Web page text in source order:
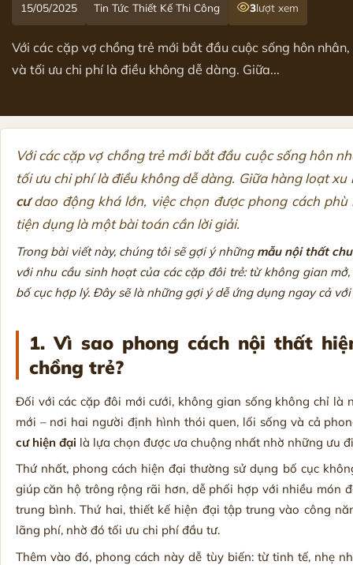
15/05/2025 Tin Tức Thiết Kế Thi Công 3lượt xem
Với các cặp vợ chồng trẻ mới bắt đầu cuộc sống hôn
và tối ưu chi phí là điều không dễ dàng. Giữa...
Với các cặp vợ chồng trẻ mới bắt đầu cuộc sống hôn
tối ưu chi phí là điều không dễ dàng. Giữa hàng loạt
cưdao động khá lớn, việc chọn được phong cách
tiện dụng là một bài toán cần lời giải.
Trong bài viết này, chúng tôi sẽ gợi ý những mẫu nội thất
với nhu cầu sinh hoạt của các cặp đôi trẻ: từ không gian
bố cục hợp lý. Đây sẽ là những gợi ý dễ ứng dụng ngay cả
1. Vì sao phong cách nội thất
chồng trẻ?
Đối với các cặp đôi mới cưới, không gian sống không chỉ là
mới – nơi hai người định hình thói quen, lối sống và cả
cư hiện đại là lựa chọn được ưa chuộng nhất nhờ những ưu
Thứ nhất, phong cách hiện đại thường sử dụng bố cục
giúp căn hộ trông rộng rãi hơn, dễ phối hợp với nhiều món
trung bình. Thứ hai, thiết kế hiện đại tập trung vào công
lãng phí, nhờ đó tối ưu chi phí đầu tư.
Thêm vào đó, phong cách này dễ tùy biến: từ tinh tế, nhẹ